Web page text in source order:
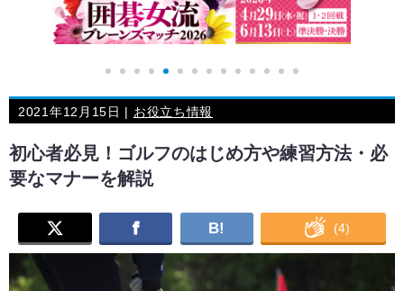
2021年12月15日 | お役立ち情報
初心者必見！ゴルフのはじめ方や練習方法・必
要なマナーを解説
B! (4)